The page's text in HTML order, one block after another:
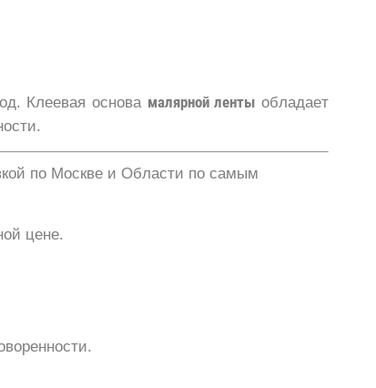
Клеевая основа малярной ленты обладает
по Москве и Области по самым
цене.